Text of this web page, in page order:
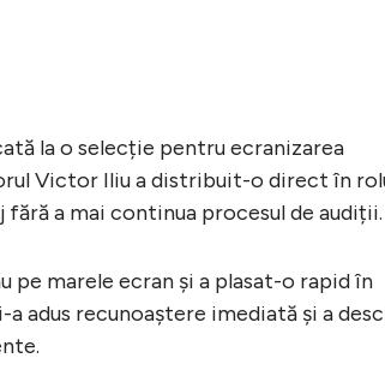
la o selecție pentru ecranizarea
Victor Iliu a distribuit-o direct în
a mai continua procesul de audiții.
pe marele ecran și a plasat-o rapid în
adus recunoaștere imediată și a